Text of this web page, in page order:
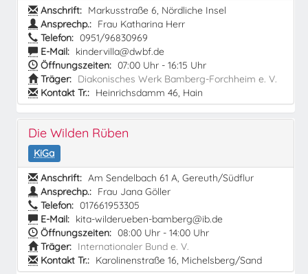
Anschrift: Markusstraße 6, Nördliche Insel
Ansprechp.: Frau Katharina Herr
Telefon: 0951/96830969
E-Mail: kindervilla@dwbf.de
Öffnungszeiten: 07:00 Uhr - 16:15 Uhr
Träger: Diakonisches Werk Bamberg-Forchheim e. V.
Kontakt Tr.: Heinrichsdamm 46, Hain
Die Wilden Rüben
KiGa
Anschrift: Am Sendelbach 61 A, Gereuth/Südflur
Ansprechp.: Frau Jana Göller
Telefon: 017661953305
E-Mail: kita-wilderueben-bamberg@ib.de
Öffnungszeiten: 08:00 Uhr - 14:00 Uhr
Träger: Internationaler Bund e. V.
Kontakt Tr.: Karolinenstraße 16, Michelsberg/Sand